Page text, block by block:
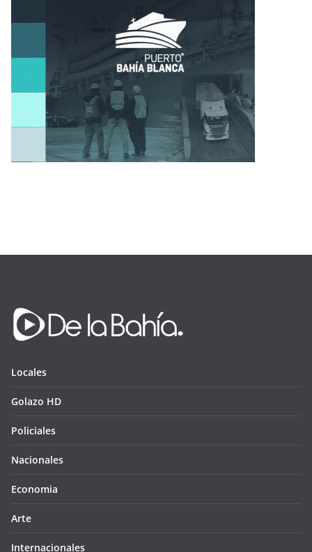
Locales
Golazo HD
Policiales
Nacionales
Economia
Arte
Internacionales